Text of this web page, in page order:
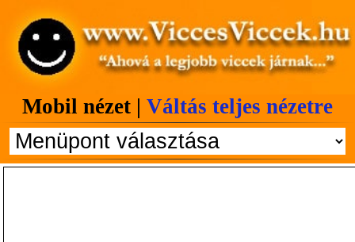
Mobil nézet | Váltás teljes nézetre